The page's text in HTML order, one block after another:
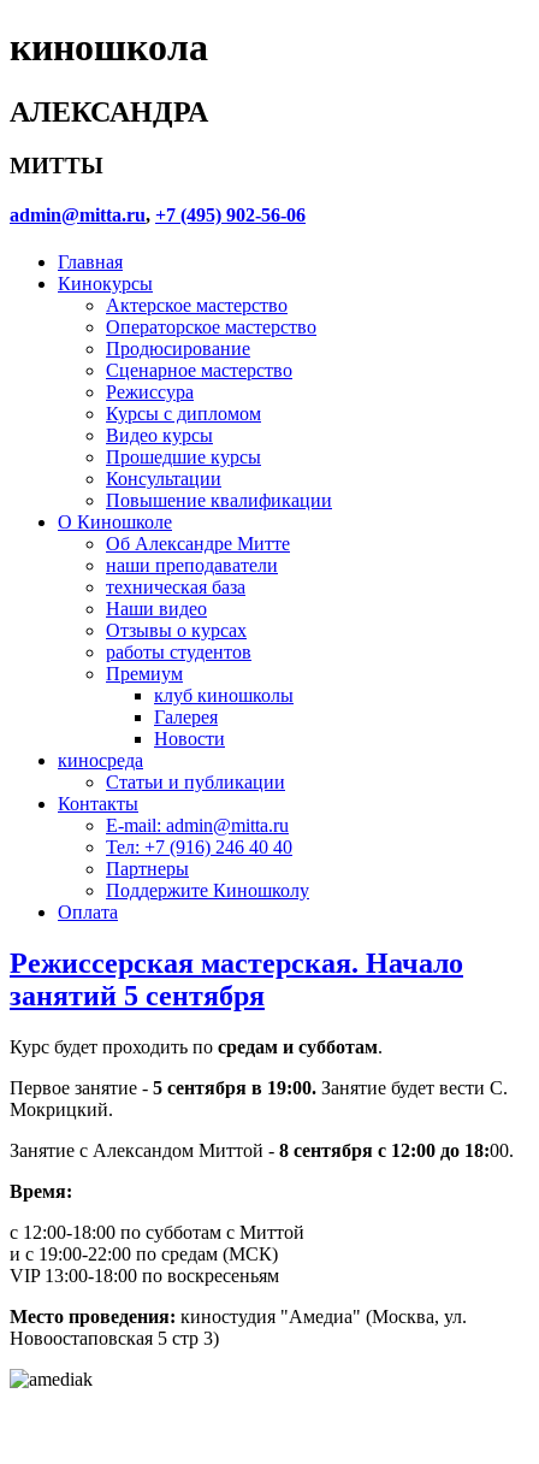
киношкола
АЛЕКСАНДРА
МИТТЫ
admin@mitta.ru, +7 (495) 902-56-06
Главная
Кинокурсы
Актерское мастерство
Операторское мастерство
Продюсирование
Сценарное мастерство
Режиссура
Курсы с дипломом
Видео курсы
Прошедшие курсы
Консультации
Повышение квалификации
О Киношколе
Об Александре Митте
наши преподаватели
техническая база
Наши видео
Отзывы о курсах
работы студентов
Премиум
клуб киношколы
Галерея
Новости
киносреда
Статьи и публикации
Контакты
E-mail: admin@mitta.ru
Тел: +7 (916) 246 40 40
Партнеры
Поддержите Киношколу
Оплата
Режиссерская мастерская. Начало
занятий 5 сентября
Курс будет проходить по средам и субботам.
Первое занятие - 5 сентября в 19:00. Занятие будет вести С.
Мокрицкий.
Занятие с Александом Миттой - 8 сентября с 12:00 до 18:00.
Время:
с 12:00-18:00 по субботам с Миттой
и с 19:00-22:00 по средам (МСК)
VIP 13:00-18:00 по воскресеньям
Место проведения: киностудия "Амедиа" (Москва, ул.
Новоостаповская 5 стр 3)